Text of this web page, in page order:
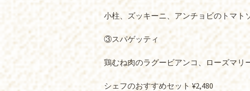
小柱、ズッキーニ、アンチョビのトマト
③スパゲッティ
鶏むね肉のラグービアンコ、ローズマリ
シェフのおすすめセット ¥2,480